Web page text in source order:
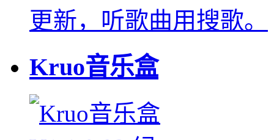
更新，听歌曲用搜歌。
Kruo音乐盒